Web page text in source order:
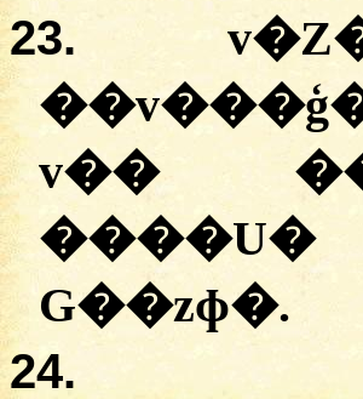
23.
�
v���
����U�
G��zɸ�.
24.